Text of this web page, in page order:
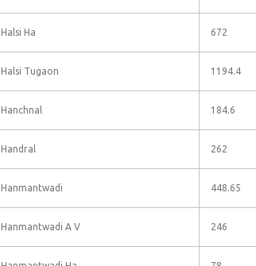
Halsi Ha 672
Halsi Tugaon 1194.4
Hanchnal 184.6
Handral 262
Hanmantwadi 448.65
Hanmantwadi A V 246